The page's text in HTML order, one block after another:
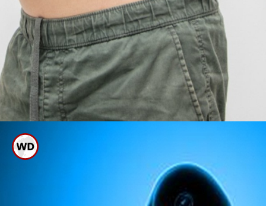
ಕಡಿಮೆ ಕ್ಯಾಲೊರಿ ಇರುವ ಕಾರಣ ತೂಕ
ಕಡಿಮೆ ಮಾಡುವವರಿಗೂ ಒಳ್ಳೆಯದು.